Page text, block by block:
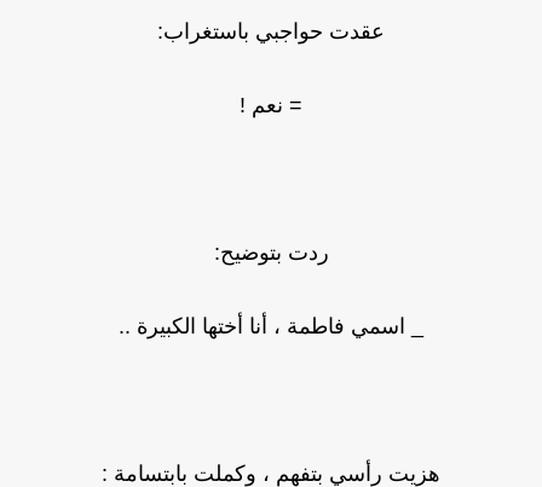
عقدت حواجبي باستغراب:
= نعم !
ردت بتوضيح:
_ اسمي فاطمة ، أنا أختها الكبيرة ..
هزيت رأسي بتفهم ، وكملت بابتسامة :